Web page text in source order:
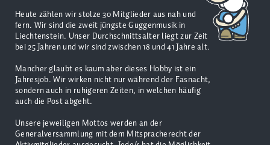
Heute zählen wir stolze 30 Mitglieder aus nah und
fern. Wir sind die zweit jüngste Guggenmusik in
Liechtenstein. Unser Durchschnittsalter liegt zur Zeit
bei 25 Jahren und wir sind zwischen 18 und 41 Jahre alt.
Mancher glaubt es kaum aber dieses Hobby ist ein
Jahresjob. Wir wirken nicht nur während der Fasnacht,
sondern auch in ruhigeren Zeiten, in welchen häufig
auch die Post abgeht.
Unsere jeweiligen Mottos werden an der
Generalversammlung mit dem Mitspracherecht der